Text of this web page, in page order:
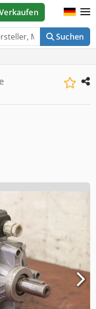
Suchen